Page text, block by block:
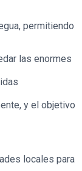
permitiendo
las enormes
y el objetivo
locales para